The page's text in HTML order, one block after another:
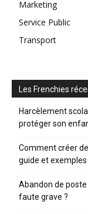
Marketing
Service Public
Transport
Les Frenchies
Harcèlement
protéger son
Comment créer
guide et
Abandon de
faute grave ?